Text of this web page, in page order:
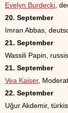
Evelyn Burdecki ,
20. September
Imran Abbas,
21. September
Wassili Papin,
21. September
Vea Kaiser,
22. September
Uğur Akdemir,